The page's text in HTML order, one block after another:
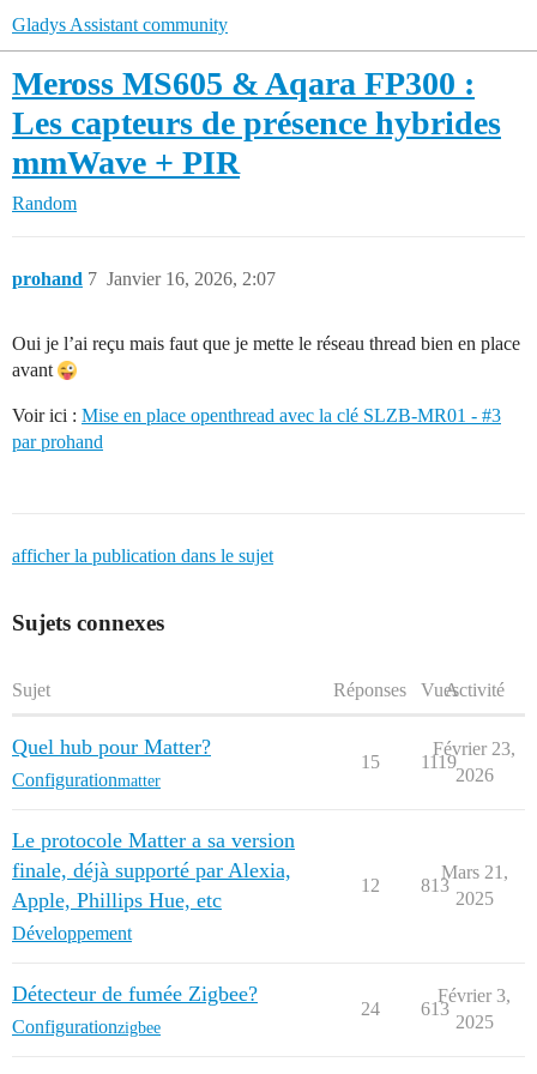
Gladys Assistant community
Meross MS605 & Aqara FP300 :
Les capteurs de présence hybrides
mmWave + PIR
Random
prohand Janvier 16, 2026, 2:07
7
Oui je l’ai reçu mais faut que je mette le réseau thread bien en place
avant
Voir ici : Mise en place openthread avec la clé SLZB-MR01 - #3
par prohand
afficher la publication dans le sujet
Sujets connexes
Sujet Réponses VuesActivité
Quel hub pour Matter?
Configurationmatter
15 1119
Février 23,
2026
Le protocole Matter a sa version
finale, déjà supporté par Alexia,
Apple, Phillips Hue, etc
Développement
12 813
Mars 21,
2025
Détecteur de fumée Zigbee?
Configurationzigbee
24 613
Février 3,
2025